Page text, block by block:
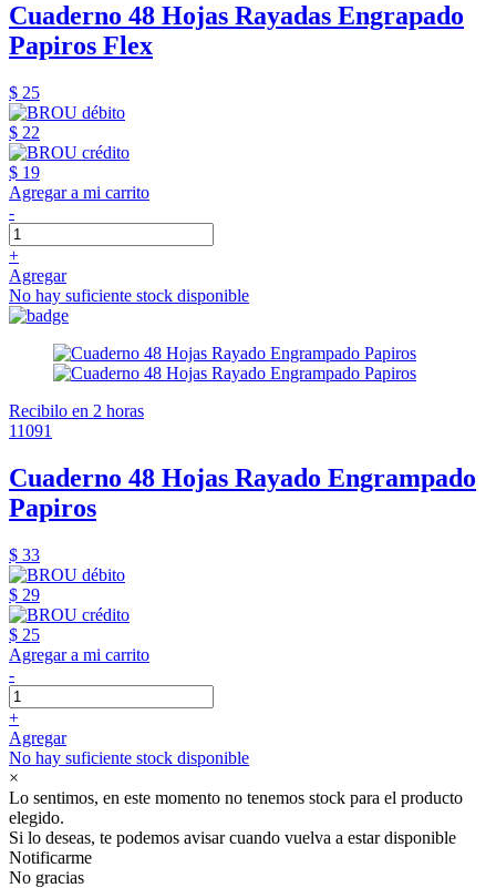
Cuaderno 48 Hojas Rayadas Engrapado
Papiros Flex
$ 25
$ 22
$ 19
Agregar a mi carrito
-
+
Agregar
No hay suficiente stock disponible
Recibilo en 2 horas
11091
Cuaderno 48 Hojas Rayado Engrampado
Papiros
$ 33
$ 29
$ 25
Agregar a mi carrito
-
+
Agregar
No hay suficiente stock disponible
×
Lo sentimos, en este momento no tenemos stock para el producto
elegido.
Si lo deseas, te podemos avisar cuando vuelva a estar disponible
Notificarme
No gracias